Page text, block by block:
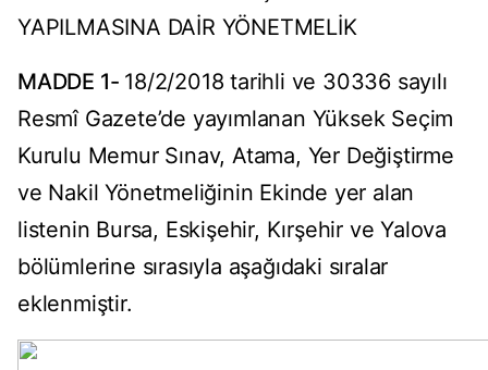
YAPILMASINA DAİR YÖNETMELİK
MADDE 1- 18/2/2018 tarihli ve 30336 sayılı
Resmî Gazete’de yayımlanan Yüksek Seçim
Kurulu Memur Sınav, Atama, Yer Değiştirme
ve Nakil Yönetmeliğinin Ekinde yer alan
listenin Bursa, Eskişehir, Kırşehir ve Yalova
bölümlerine sırasıyla aşağıdaki sıralar
eklenmiştir.